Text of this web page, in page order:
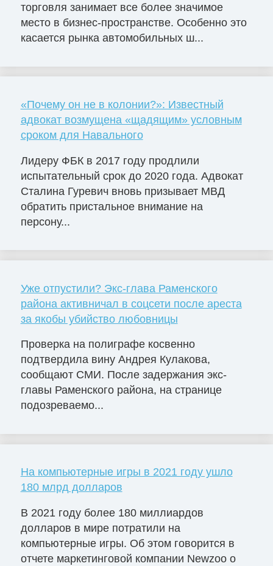
торговля занимает все более значимое
место в бизнес-пространстве. Особенно это
касается рынка автомобильных ш...
«Почему он не в колонии?»: Известный
адвокат возмущена «щадящим» условным
сроком для Навального
Лидеру ФБК в 2017 году продлили
испытательный срок до 2020 года. Адвокат
Сталина Гуревич вновь призывает МВД
обратить пристальное внимание на
персону...
Уже отпустили? Экс-глава Раменского
района активничал в соцсети после ареста
за якобы убийство любовницы
Проверка на полиграфе косвенно
подтвердила вину Андрея Кулакова,
сообщают СМИ. После задержания экс-
главы Раменского района, на странице
подозреваемо...
На компьютерные игры в 2021 году ушло
180 млрд долларов
В 2021 году более 180 миллиардов
долларов в мире потратили на
компьютерные игры. Об этом говорится в
отчете маркетинговой компании Newzoo о